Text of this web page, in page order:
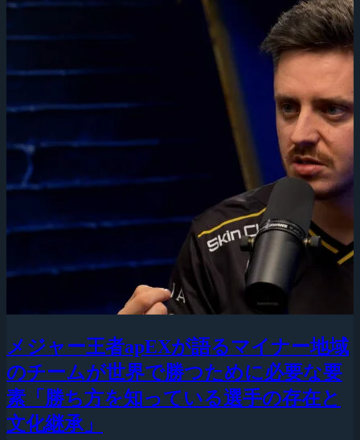
メジャー王者apEXが語るマイナー地域
のチームが世界で勝つために必要な要
素「勝ち方を知っている選手の存在と
文化継承」